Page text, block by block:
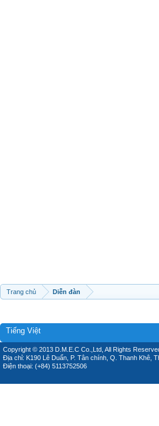
Trang chủ Diễn đàn
Tiếng Việt
Copyright © 2013 D.M.E.C Co.,Ltd, All Rights
Địa chỉ: K190 Lê Duẩn, P. Tân chính, Q. Thanh Khê,
Điện thoại: (+84) 5113752506